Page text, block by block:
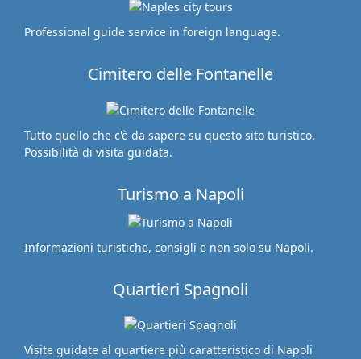
Professional guide service in foreign language.
Cimitero delle Fontanelle
Tutto quello che c'è da sapere su questo sito turistico.
Possibilità di visita guidata.
Turismo a Napoli
Informazioni turistiche, consigli e non solo su Napoli.
Quartieri Spagnoli
Visite guidate al quartiere più caratteristico di Napoli